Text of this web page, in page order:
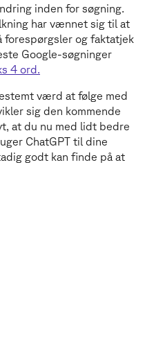
inden for søgning.
har vænnet sig til at
forespørgsler og faktatjek
Google-søgninger
4 ord.
værd at følge med
sig den kommende
at du nu med lidt bedre
ChatGPT til dine
godt kan finde på at